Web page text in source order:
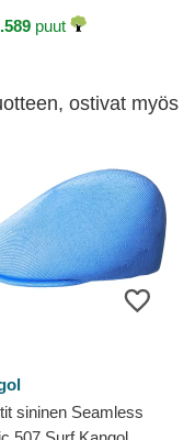
puut
ostivat myös
sininen Seamless